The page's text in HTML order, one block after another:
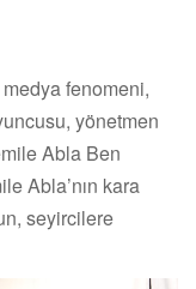
medya fenomeni,
yönetmen
Abla Ben
Abla’nın kara
seyircilere